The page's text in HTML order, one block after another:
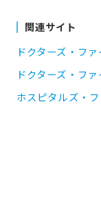
関連サイト
ドクターズ・フ
ドクターズ・フ
ホスピタルズ・